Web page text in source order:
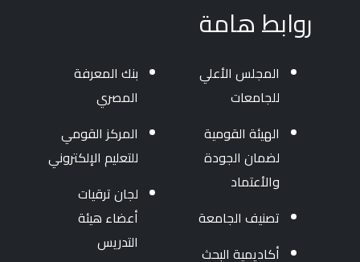
روابط هامة
المجلس الأعلي
للجامعات
الهيئة القومية
لضمان الجودة
والأعتماد
تصنيف الجامعة
أكاديمية البحث
بنك المعرفة
المصري
المركز القومي
للتعليم الإلكتروني
لجان ترقيات
أعضاء هيئة
التدريس